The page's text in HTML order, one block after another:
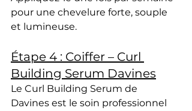
pour une chevelure forte, souple
et lumineuse.
Étape 4 : Coiffer – Curl
Building Serum Davines
Le Curl Building Serum de
Davines est le soin professionnel